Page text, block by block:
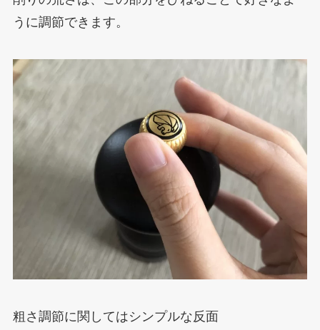
うに調節できます。
粗さ調節に関してはシンプルな反面